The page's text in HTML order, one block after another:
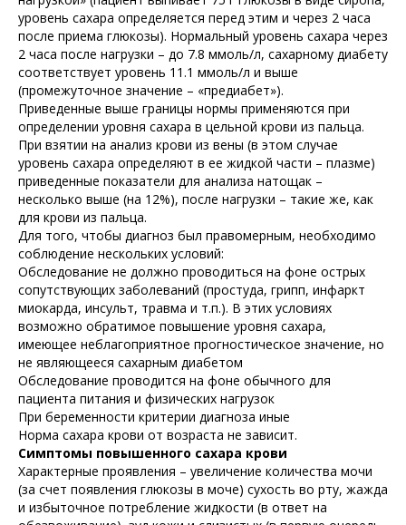
уровень сахара определяется перед этим и через 2 часа
после приема глюкозы). Нормальный уровень сахара через
2 часа после нагрузки – до 7.8 ммоль/л, сахарному диабету
соответствует уровень 11.1 ммоль/л и выше
(промежуточное значение – «предиабет»).
Приведенные выше границы нормы применяются при
определении уровня сахара в цельной крови из пальца.
При взятии на анализ крови из вены (в этом случае
уровень сахара определяют в ее жидкой части – плазме)
приведенные показатели для анализа натощак –
несколько выше (на 12%), после нагрузки – такие же, как
для крови из пальца.
Для того, чтобы диагноз был правомерным, необходимо
соблюдение нескольких условий:
Обследование не должно проводиться на фоне острых
сопутствующих заболеваний (простуда, грипп, инфаркт
миокарда, инсульт, травма и т.п.). В этих условиях
возможно обратимое повышение уровня сахара,
имеющее неблагоприятное прогностическое значение, но
не являющееся сахарным диабетом
Обследование проводится на фоне обычного для
пациента питания и физических нагрузок
При беременности критерии диагноза иные
Норма сахара крови от возраста не зависит.
Симптомы повышенного сахара крови
Характерные проявления – увеличение количества мочи
(за счет появления глюкозы в моче) сухость во рту, жажда
и избыточное потребление жидкости (в ответ на